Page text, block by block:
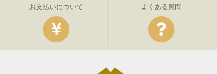
お支払いについて よくある質問